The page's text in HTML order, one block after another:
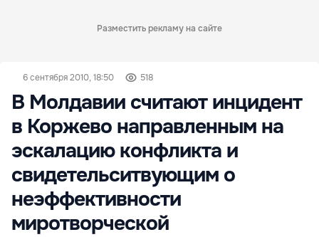
Разместить рекламу на сайте
6 сентября 2010, 18:50 518
В Молдавии считают инцидент
в Коржево направленным на
эскалацию конфликта и
свидетельситвующим о
неэффективности
миротворческой